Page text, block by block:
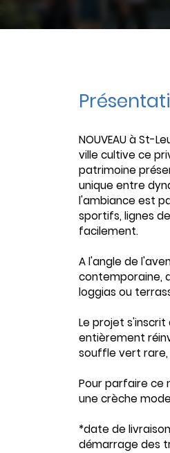
NOUVEAU à St-
ville cultive ce
patrimoine
unique entre
l'ambiance est
sportifs, lignes
facilement.
A l'angle de
contemporaine,
loggias ou
Le projet
entièrement
souffle vert
Pour parfaire ce
une crèche
*date de
démarrage des